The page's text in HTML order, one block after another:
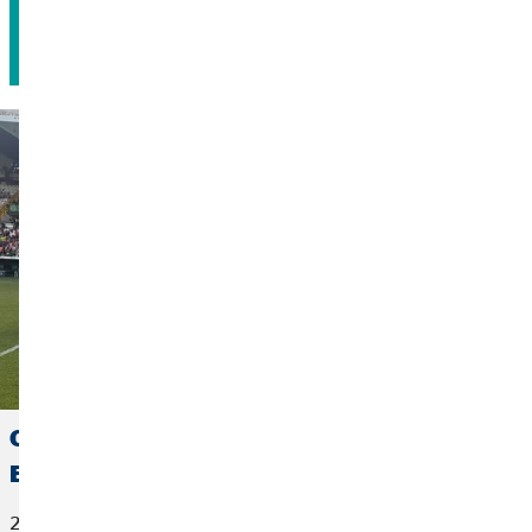
OVB España se suma a la visibilización de la
ELA en Cáceres
22 de junio de 2026